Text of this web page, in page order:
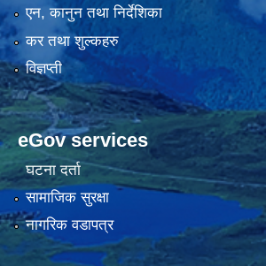
एन, कानुन तथा निर्देशिका
कर तथा शुल्कहरु
विज्ञप्ती
eGov services
घटना दर्ता
सामाजिक सुरक्षा
नागरिक वडापत्र